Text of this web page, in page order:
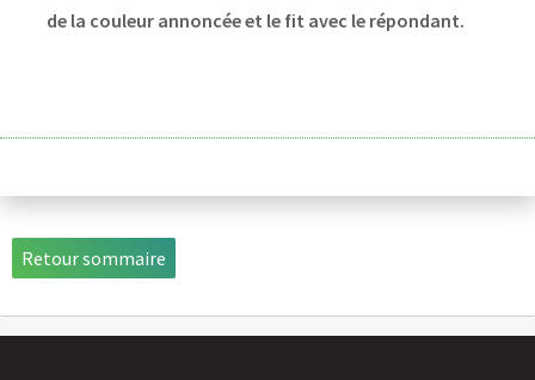
de la couleur annoncée et le fit avec le répondant.
Retour sommaire